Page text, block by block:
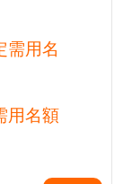
需用名
用名額